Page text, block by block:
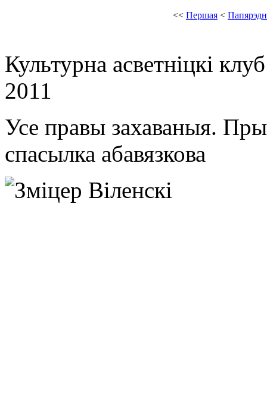
<< Першая <
Культурна асветнiцкi
2011
Усе правы захаваныя.
спасылка абавязкова